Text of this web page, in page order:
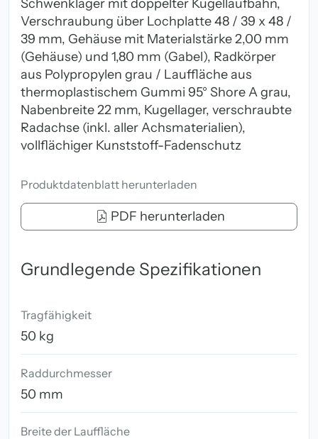
Schwenklager mit doppelter Kugellaufbahn,
Verschraubung über Lochplatte 48 / 39 x 48 /
39 mm, Gehäuse mit Materialstärke 2,00 mm
(Gehäuse) und 1,80 mm (Gabel), Radkörper
aus Polypropylen grau / Lauffläche aus
thermoplastischem Gummi 95° Shore A grau,
Nabenbreite 22 mm, Kugellager, verschraubte
Radachse (inkl. aller Achsmaterialien),
vollflächiger Kunststoff-Fadenschutz
Produktdatenblatt herunterladen
PDF herunterladen
Grundlegende Spezifikationen
Tragfähigkeit
50 kg
Raddurchmesser
50 mm
Breite der Lauffläche